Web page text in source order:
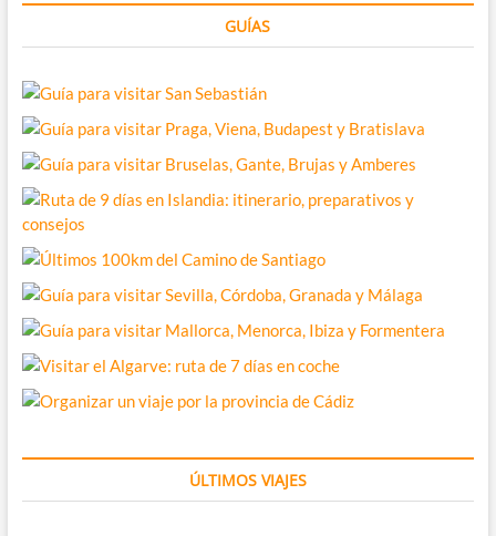
GUÍAS
ÚLTIMOS VIAJES